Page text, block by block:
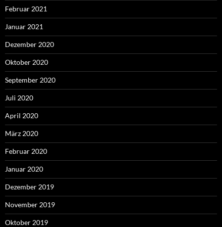
Februar 2021
Januar 2021
Dezember 2020
Oktober 2020
September 2020
Juli 2020
April 2020
März 2020
Februar 2020
Januar 2020
Dezember 2019
November 2019
Oktober 2019